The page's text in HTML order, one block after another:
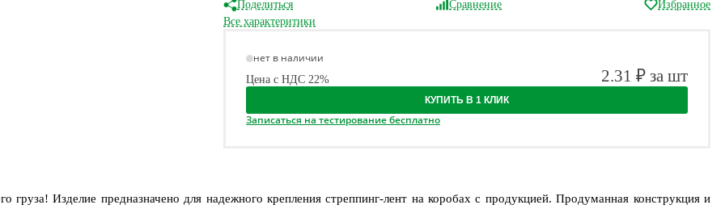
Поделиться Сравнение
Избранное
Все характеритики
нет в наличии
Цена с НДС 22% 2.31 ₽ за шт
КУПИТЬ В 1 КЛИК
Записаться на тестирование бесплатно
груза! Изделие предназначено для надежного крепления стреппинг-лент на коробах с продукцией. Продуманная конструкция и